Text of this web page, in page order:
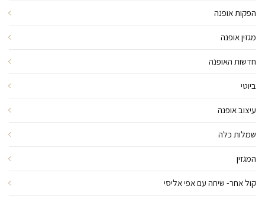
הפקות אופנה
מגזין אופנה
חדשות האופנה
ביוטי
עיצוב אופנה
שמלות כלה
המגזין
קול אחר- שיחה עם אפי אליסי